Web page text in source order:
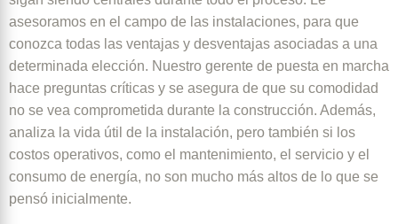
asesoramos en el campo de las instalaciones, para que
conozca todas las ventajas y desventajas asociadas a una
determinada elección. Nuestro gerente de puesta en marcha
hace preguntas críticas y se asegura de que su comodidad
no se vea comprometida durante la construcción. Además,
analiza la vida útil de la instalación, pero también si los
costos operativos, como el mantenimiento, el servicio y el
consumo de energía, no son mucho más altos de lo que se
pensó inicialmente.